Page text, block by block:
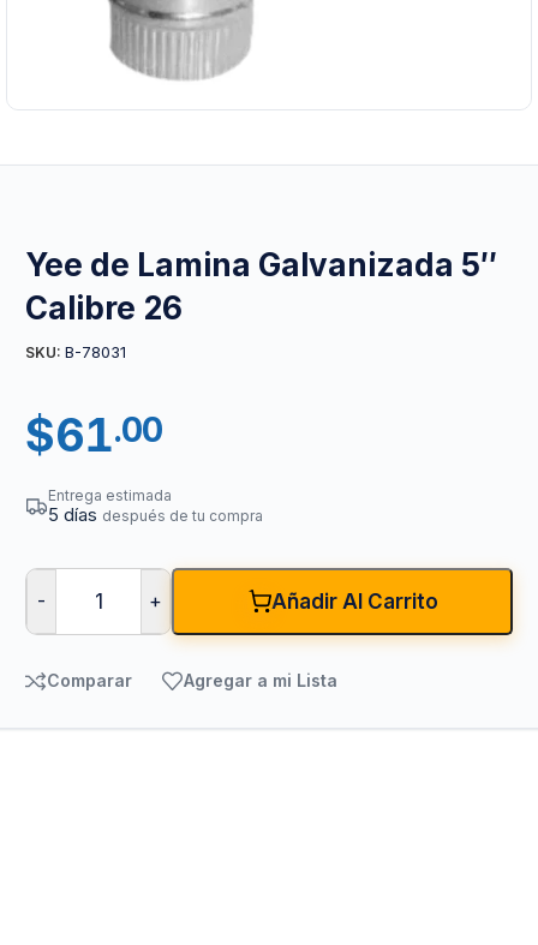
Yee de Lamina Galvanizada 5″
Calibre 26
SKU: B-78031
$61.00
Entrega estimada
5 días después de tu compra
- + Añadir Al Carrito
Comparar Agregar a mi Lista